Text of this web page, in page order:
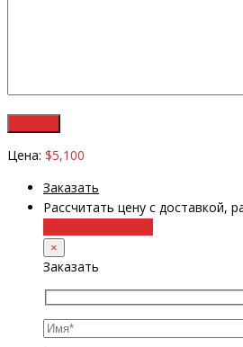
Цена: $5,100
Заказать
Рассчитать цену с доставкой,
×
Заказать